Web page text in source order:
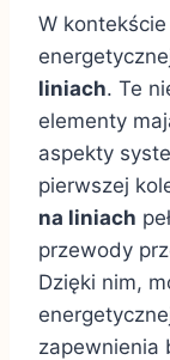
W
liniach. Te
elementy
aspekty
pierwszej
na liniach
przewody
Dzięki nim,
zapewnienia